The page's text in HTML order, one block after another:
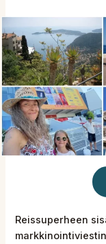
Reissuperheen